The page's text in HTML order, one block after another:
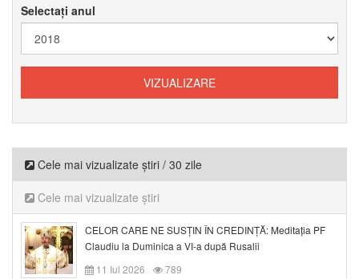
Selectați anul
Cele mai vizualizate știri / 30 zile
Cele mai vizualizate știri
CELOR CARE NE SUSȚIN ÎN CREDINȚĂ: Meditația PF
Claudiu la Duminica a VI-a după Rusalii
11 Iul 2026
789